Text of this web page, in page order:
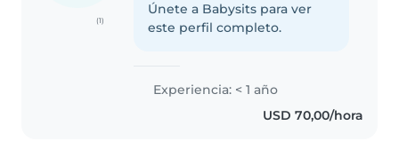
(1)
Únete a Babysits para ver
este perfil completo.
Experiencia: < 1 año
USD 70,00/hora